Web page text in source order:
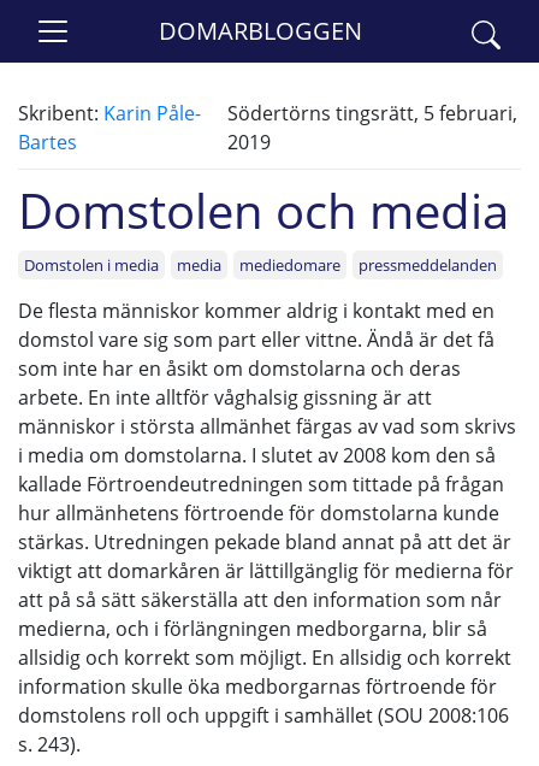
DOMARBLOGGEN
Skribent: Karin Påle-
Bartes
Södertörns tingsrätt, 5 februari,
2019
Domstolen och media
Domstolen i media media mediedomare pressmeddelanden
De flesta människor kommer aldrig i kontakt med en
domstol vare sig som part eller vittne. Ändå är det få
som inte har en åsikt om domstolarna och deras
arbete. En inte alltför våghalsig gissning är att
människor i största allmänhet färgas av vad som skrivs
i media om domstolarna. I slutet av 2008 kom den så
kallade Förtroendeutredningen som tittade på frågan
hur allmänhetens förtroende för domstolarna kunde
stärkas. Utredningen pekade bland annat på att det är
viktigt att domarkåren är lättillgänglig för medierna för
att på så sätt säkerställa att den information som når
medierna, och i förlängningen medborgarna, blir så
allsidig och korrekt som möjligt. En allsidig och korrekt
information skulle öka medborgarnas förtroende för
domstolens roll och uppgift i samhället (SOU 2008:106
s. 243).